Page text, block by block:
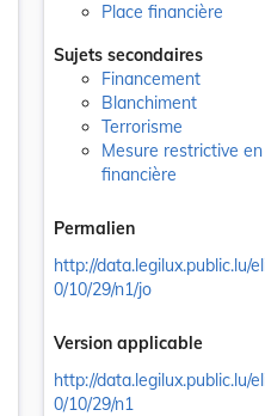
Place financière
Sujets secondaires
Financement
Blanchiment
Terrorisme
Mesure restrictive
financière
Permalien
http://data.legilux.public.lu/
0/10/29/n1/jo
Version applicable
http://data.legilux.public.lu/
0/10/29/n1